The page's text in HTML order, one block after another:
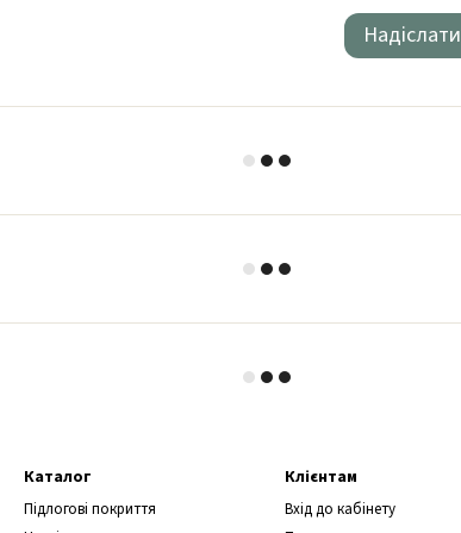
Надіслати
Каталог
Підлогові покриття
Клієнтам
Вхід до кабінету